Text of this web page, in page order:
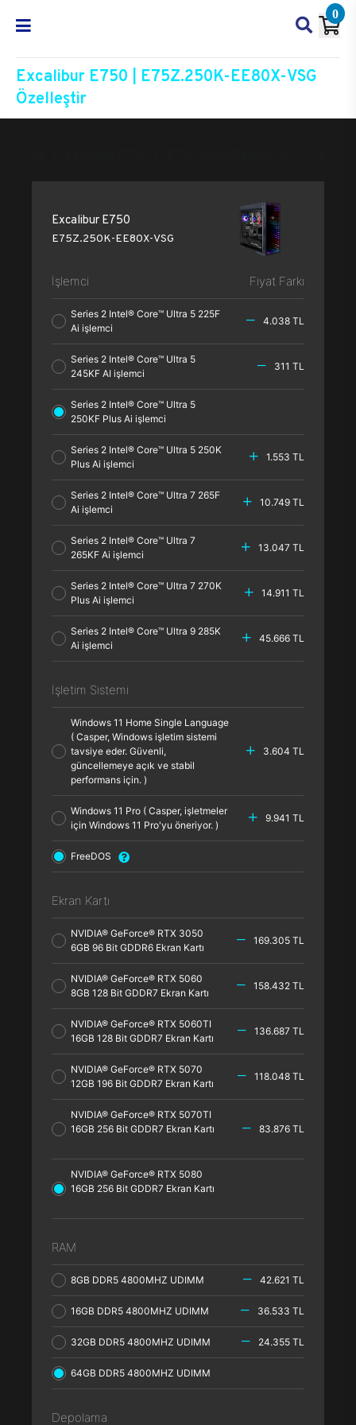
0
Excalibur E750 | E75Z.250K-EE80X-VSG
Özelleştir
Excalibur E750
E75Z.250K-EE80X-VSG
İşlemci Fiyat Farkı
Series 2 Intel® Core™ Ultra 5 225F
Ai işlemci
4.038 TL
Series 2 Intel® Core™ Ultra 5
245KF AI işlemci
311 TL
Series 2 Intel® Core™ Ultra 5
250KF Plus Ai işlemci
Series 2 Intel® Core™ Ultra 5 250K
Plus Ai işlemci
1.553 TL
Series 2 Intel® Core™ Ultra 7 265F
Ai işlemci
10.749 TL
Series 2 Intel® Core™ Ultra 7
265KF Ai işlemci
13.047 TL
Series 2 Intel® Core™ Ultra 7 270K
Plus Ai işlemci
14.911 TL
Series 2 Intel® Core™ Ultra 9 285K
Ai işlemci
45.666 TL
İşletim Sistemi
Windows 11 Home Single Language
( Casper, Windows işletim sistemi
tavsiye eder. Güvenli,
güncellemeye açık ve stabil
performans için. )
3.604 TL
Windows 11 Pro ( Casper, işletmeler
için Windows 11 Pro'yu öneriyor. )
9.941 TL
FreeDOS
Ekran Kartı
NVIDIA® GeForce® RTX 3050
6GB 96 Bit GDDR6 Ekran Kartı
169.305 TL
NVIDIA® GeForce® RTX 5060
8GB 128 Bit GDDR7 Ekran Kartı
158.432 TL
NVIDIA® GeForce® RTX 5060TI
16GB 128 Bit GDDR7 Ekran Kartı
136.687 TL
NVIDIA® GeForce® RTX 5070
12GB 196 Bit GDDR7 Ekran Kartı
118.048 TL
NVIDIA® GeForce® RTX 5070TI
16GB 256 Bit GDDR7 Ekran Kartı
83.876 TL
NVIDIA® GeForce® RTX 5080
16GB 256 Bit GDDR7 Ekran Kartı
RAM
8GB DDR5 4800MHZ UDIMM 42.621 TL
16GB DDR5 4800MHZ UDIMM 36.533 TL
32GB DDR5 4800MHZ UDIMM 24.355 TL
64GB DDR5 4800MHZ UDIMM
Depolama